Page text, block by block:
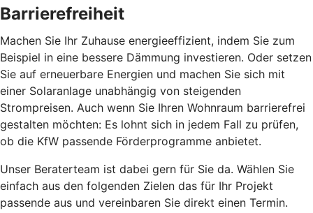
Barrierefreiheit
Machen Sie Ihr Zuhause energieeffizient, indem Sie zum
Beispiel in eine bessere Dämmung investieren. Oder setzen
Sie auf erneuerbare Energien und machen Sie sich mit
einer Solaranlage unabhängig von steigenden
Strompreisen. Auch wenn Sie Ihren Wohnraum barrierefrei
gestalten möchten: Es lohnt sich in jedem Fall zu prüfen,
ob die KfW passende Förderprogramme anbietet.
Unser Beraterteam ist dabei gern für Sie da. Wählen Sie
einfach aus den folgenden Zielen das für Ihr Projekt
passende aus und vereinbaren Sie direkt einen Termin.